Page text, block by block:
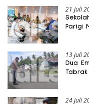
21 Juli
Parigi
13 Juli
Dua
Tabrak
24 Juli